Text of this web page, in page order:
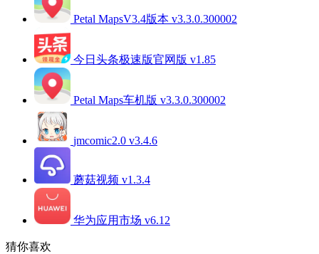
Petal MapsV3.4版本 v3.3.0.300002
今日头条极速版官网版 v1.85
Petal Maps车机版 v3.3.0.300002
jmcomic2.0 v3.4.6
蘑菇视频 v1.3.4
华为应用市场 v6.12
猜你喜欢